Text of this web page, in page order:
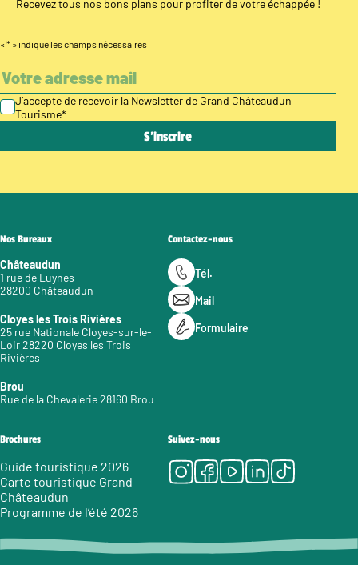
Recevez tous nos bons plans pour profiter de votre échappée !
« * » indique les champs nécessaires
J’accepte de recevoir la Newsletter de Grand Châteaudun
Tourisme*
Nos Bureaux
Châteaudun
1 rue de Luynes
28200 Châteaudun
Cloyes les Trois Rivières
25 rue Nationale Cloyes-sur-le-
Loir 28220 Cloyes les Trois
Rivières
Brou
Rue de la Chevalerie 28160 Brou
Contactez-nous
Tél.
Mail
Formulaire
Brochures
Guide touristique 2026
Carte touristique Grand
Châteaudun
Programme de l’été 2026
Suivez-nous
Instagram
Facebook
Youtube
LinkedIn
Tiktok